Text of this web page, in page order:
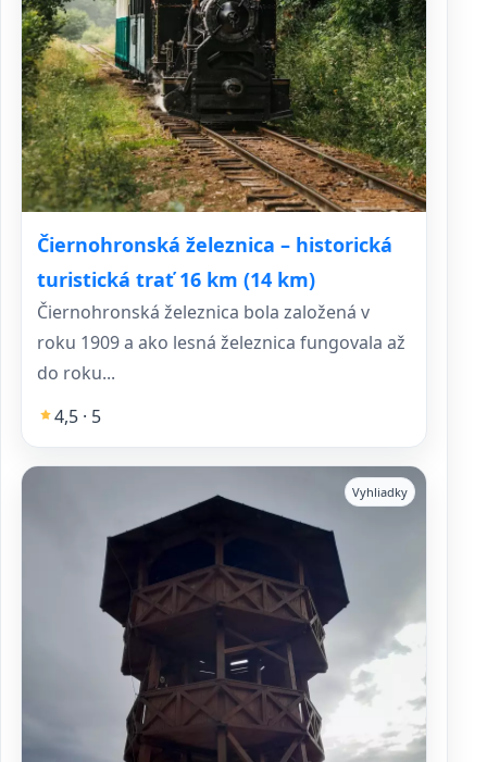
Čiernohronská železnica – historická
turistická trať 16 km (14 km)
Čiernohronská železnica bola založená v
roku 1909 a ako lesná železnica fungovala až
do roku...
4,5 · 5
Vyhliadky